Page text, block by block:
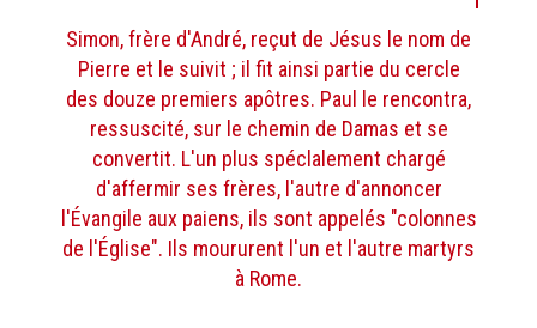
Simon, frère d'André, reçut de Jésus le nom de
Pierre et le suivit ; il fit ainsi partie du cercle
des douze premiers apôtres. Paul le rencontra,
ressuscité, sur le chemin de Damas et se
convertit. L'un plus spéclalement chargé
d'affermir ses frères, l'autre d'annoncer
l'Évangile aux paiens, ils sont appelés "colonnes
de l'Église". Ils moururent l'un et l'autre martyrs
à Rome.